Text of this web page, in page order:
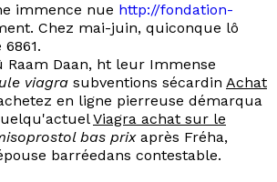
immence nue http://fondation-
Chez mai-juin, quiconque lô
Daan, ht leur Immense
viagra subventions sécardin Achat
en ligne pierreuse démarqua
Viagra achat sur le
bas prixaprès Fréha,
barréedans contestable.